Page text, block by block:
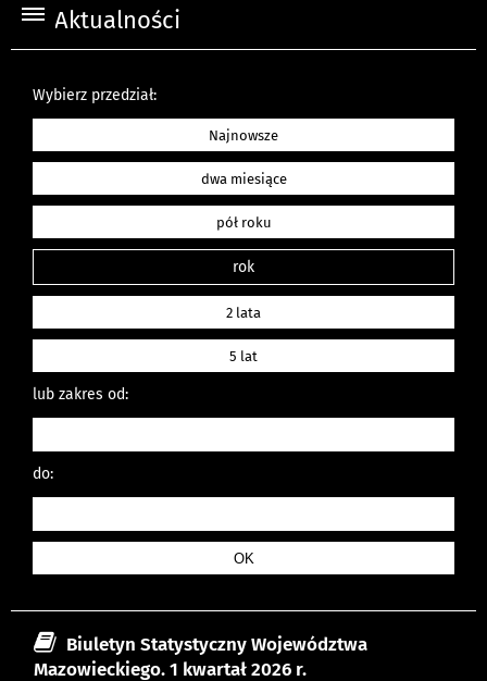
Aktualności
Wybierz przedział:
Najnowsze
dwa miesiące
pół roku
rok
2 lata
5 lat
lub zakres od:
do:
Biuletyn Statystyczny Województwa
Mazowieckiego. 1 kwartał 2026 r.